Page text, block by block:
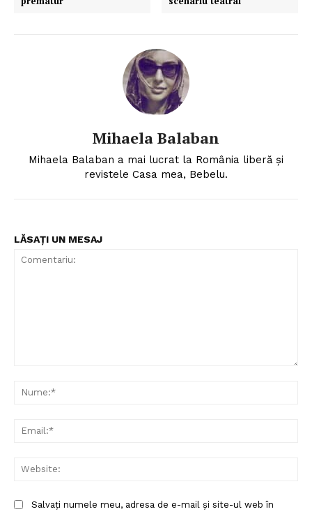
Mihaela Balaban
Mihaela Balaban a mai lucrat la România liberă și
revistele Casa mea, Bebelu.
LĂSAȚI UN MESAJ
Salvați numele meu, adresa de e-mail și site-ul web în